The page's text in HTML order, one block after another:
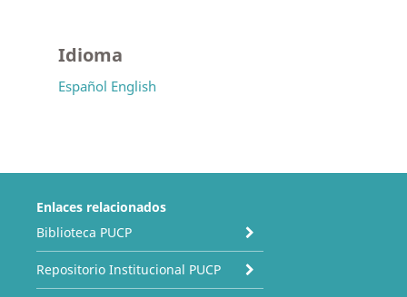
Idioma
Español English
Enlaces relacionados
Biblioteca PUCP
Repositorio Institucional PUCP